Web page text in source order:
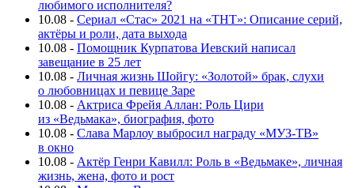
любимого исполнителя?
10.08 - Сериал «Стас» 2021 на «ТНТ»: Описание серий,
актёры и роли, дата выхода
10.08 - Помощник Курпатова Иевский написал
завещание в 25 лет
10.08 - Личная жизнь Шойгу: «Золотой» брак, слухи
о любовницах и певице Заре
10.08 - Актриса Фрейя Аллан: Роль Цири
из «Ведьмака», биография, фото
10.08 - Слава Марлоу выбросил награду «МУЗ-ТВ»
в окно
10.08 - Актёр Генри Кавилл: Роль в «Ведьмаке», личная
жизнь, жена, фото и рост